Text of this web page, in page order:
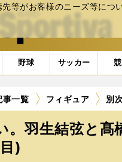
等がお客様のニーズ等に
スポルティーバ)
野球 サッカー
事一覧 フィギュア 別
。羽生結弦と
)